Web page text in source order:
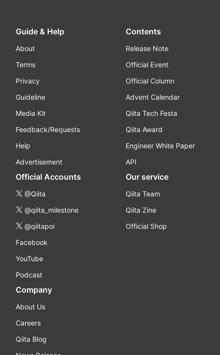
Guide & Help
About
Terms
Privacy
Guideline
Media Kit
Feedback/Requests
Help
Advertisement
Contents
Release Note
Official Event
Official Column
Advent Calendar
Qiita Tech Festa
Qiita Award
Engineer White Paper
API
Official Accounts
@Qiita
@qiita_milestone
@qiitapoi
Facebook
YouTube
Podcast
Our service
Qiita Team
Qiita Zine
Official Shop
Company
About Us
Careers
Qiita Blog